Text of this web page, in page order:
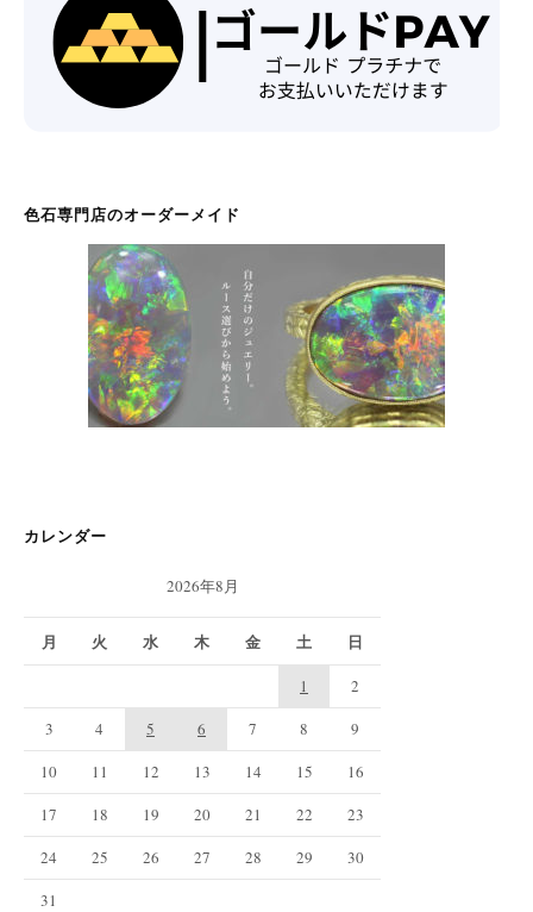
色石専門店のオーダーメイド
カレンダー
2026年8月
月 火 水 木 金 土 日
1
2
3
4 5 6 7 8
9
10
11 12 13 14 15
16
17
18 19 20 21 22
23
24
25 26 27 28 29
30
31